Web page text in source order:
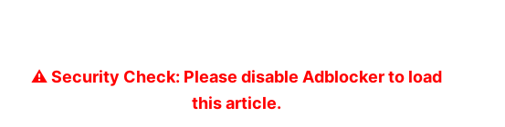
⚠️ Security Check: Please disable Adblocker to load
this article.